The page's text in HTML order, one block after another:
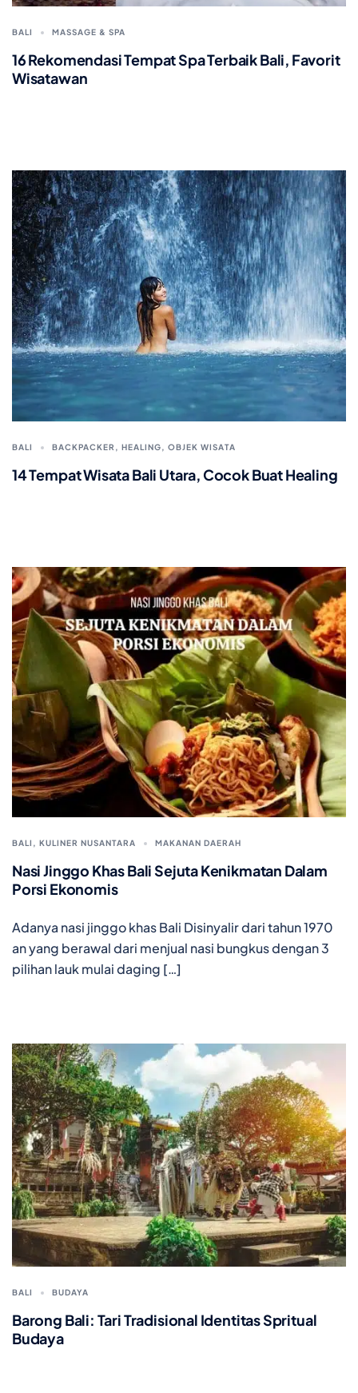
BALI MASSAGE & SPA
16 Rekomendasi Tempat Spa Terbaik Bali, Favorit
Wisatawan
BALI BACKPACKER , HEALING, OBJEK WISATA
14 Tempat Wisata Bali Utara, Cocok Buat Healing
BALI , KULINER NUSANTARA MAKANAN DAERAH
Nasi Jinggo Khas Bali Sejuta Kenikmatan Dalam
Porsi Ekonomis
Adanya nasi jinggo khas Bali Disinyalir dari tahun 1970
an yang berawal dari menjual nasi bungkus dengan 3
pilihan lauk mulai daging […]
BALI BUDAYA
Barong Bali: Tari Tradisional Identitas Spritual
Budaya